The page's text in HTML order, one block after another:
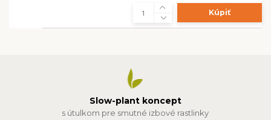
Kúpiť
Slow-plant koncept
s útulkom pre smutné izbové rastlinky